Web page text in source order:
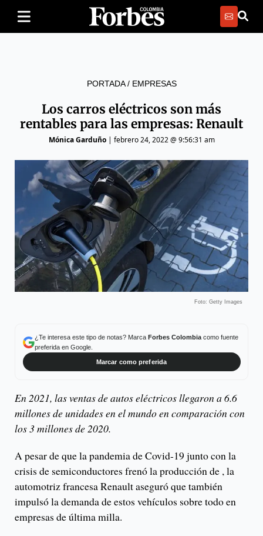
PORTADA/ EMPRESAS
Los carros eléctricos son más
rentables para las empresas: Renault
Mónica Garduño| febrero 24, 2022 @ 9:56:31 am
Foto: Getty Images
¿Te interesa este tipo de notas? Marca Forbes Colombiacomo fuente
preferida en Google.
Marcar como preferida
En 2021, las ventas de autos eléctricos llegaron a 6.6
millones de unidades en el mundo en comparación con
los 3 millones de 2020.
A pesar de que la pandemia de Covid-19 junto con la
crisis de semiconductores frenó la producción de , la
automotriz francesa Renault aseguró que también
impulsó la demanda de estos vehículos sobre todo en
empresas de última milla.